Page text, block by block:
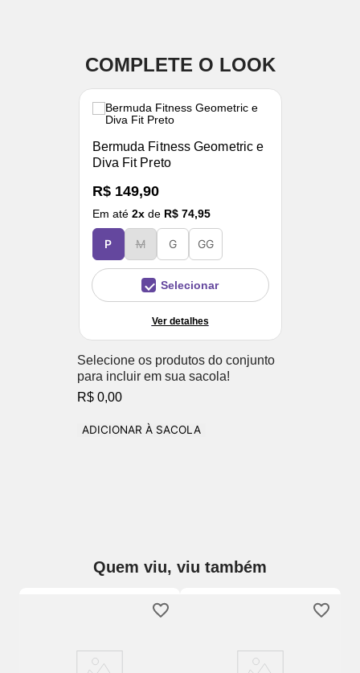
COMPLETE O LOOK
Bermuda Fitness Geometric e
Diva Fit Preto
R$ 149,90
Em até 2x de R$ 74,95
P M G GG
Selecionar
Ver detalhes
Selecione os produtos do conjunto
para incluir em sua sacola!
R$ 0,00
ADICIONAR À SACOLA
Quem viu, viu também